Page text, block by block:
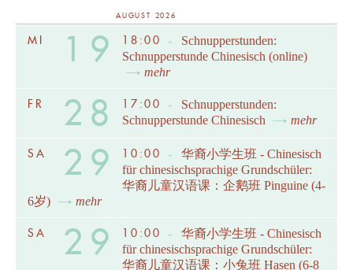
AUGUST 2026
MI 19 18:00 -
Schnupperstunden:
Schnupperstunde Chinesisch (online)
mehr
FR 28 17:00 -
Schnupperstunden:
Schnupperstunde Chinesisch
mehr
SA 29 10:00 -
华裔小学生班 - Chinesisch
für chinesischsprachige Grundschüler:
华裔儿童汉语课：企鹅班 Pinguine (4-
6岁)
mehr
SA 29 10:00 -
华裔小学生班 - Chinesisch
für chinesischsprachige Grundschüler:
华裔儿童汉语课：小兔班 Hasen (6-8